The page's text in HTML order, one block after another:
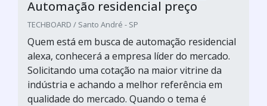
Automação residencial preço
TECHBOARD / Santo André - SP
Quem está em busca de automação residencial
alexa, conhecerá a empresa líder do mercado.
Solicitando uma cotação na maior vitrine da
indústria e achando a melhor referência em
qualidade do mercado. Quando o tema é